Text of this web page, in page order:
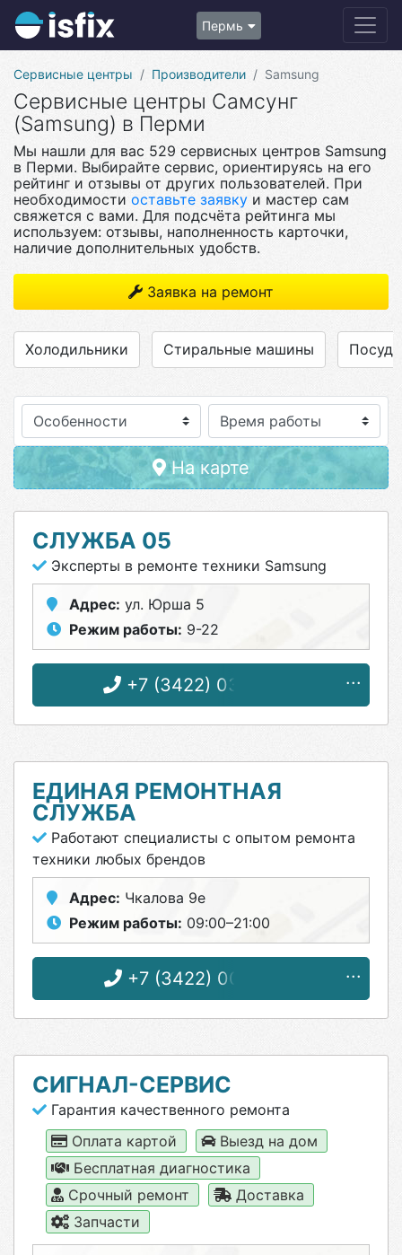
Пермь
Сервисные центры Производители Samsung
Сервисные центры Самсунг
(Samsung) в Перми
Мы нашли для вас 529 сервисных центров Samsung
в Перми. Выбирайте сервис, ориентируясь на его
рейтинг и отзывы от других пользователей. При
необходимости оставьте заявку и мастер сам
свяжется с вами. Для подсчёта рейтинга мы
используем: отзывы, наполненность карточки,
наличие дополнительных удобств.
Заявка на ремонт
Холодильники Стиральные машины
Особенности
На карте
СЛУЖБА 05
Эксперты в ремонте техники Samsung
Адрес: ул. Юрша 5
Режим работы: 9-22
+7 (3422) 03-25-05
ЕДИНАЯ РЕМОНТНАЯ
СЛУЖБА
Работают специалисты с опытом ремонта
техники любых брендов
Адрес: Чкалова 9е
Режим работы: 09:00–21:00
+7 (3422) 00-85-74
СИГНАЛ-СЕРВИС
Гарантия качественного ремонта
Оплата картой
Выезд на дом
Бесплатная диагностика
Срочный ремонт
Доставка
Запчасти